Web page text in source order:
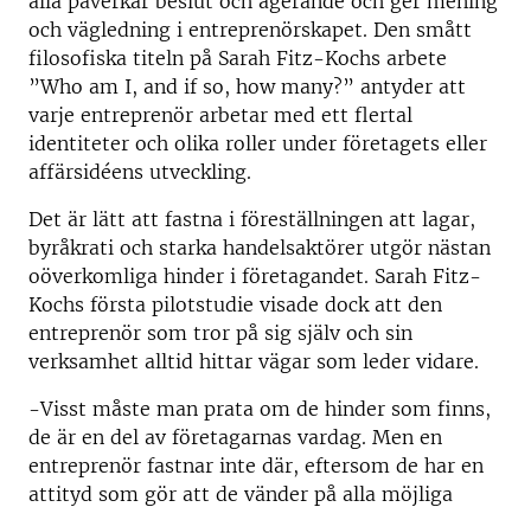
och vägledning i entreprenörskapet. Den smått
filosofiska titeln på Sarah Fitz-Kochs arbete
”Who am I, and if so, how many?” antyder att
varje entreprenör arbetar med ett flertal
identiteter och olika roller under företagets eller
affärsidéens utveckling.
Det är lätt att fastna i föreställningen att lagar,
byråkrati och starka handelsaktörer utgör nästan
oöverkomliga hinder i företagandet. Sarah Fitz-
Kochs första pilotstudie visade dock att den
entreprenör som tror på sig själv och sin
verksamhet alltid hittar vägar som leder vidare.
-Visst måste man prata om de hinder som finns,
de är en del av företagarnas vardag. Men en
entreprenör fastnar inte där, eftersom de har en
attityd som gör att de vänder på alla möjliga